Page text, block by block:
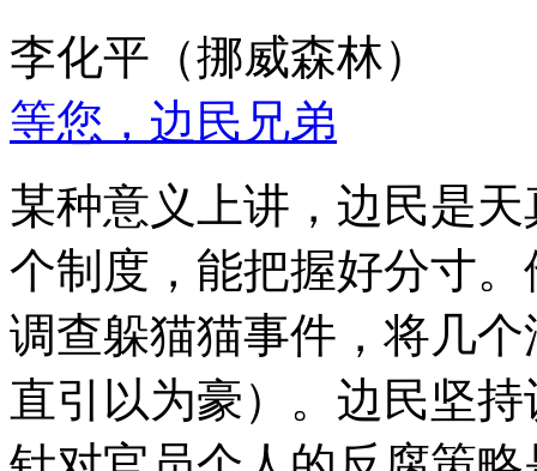
李化平（挪威森林）
等您，边民兄弟
某种意义上讲，边民是
个制度，能把握好分寸
调查躲猫猫事件，将几
直引以为豪）。边民坚